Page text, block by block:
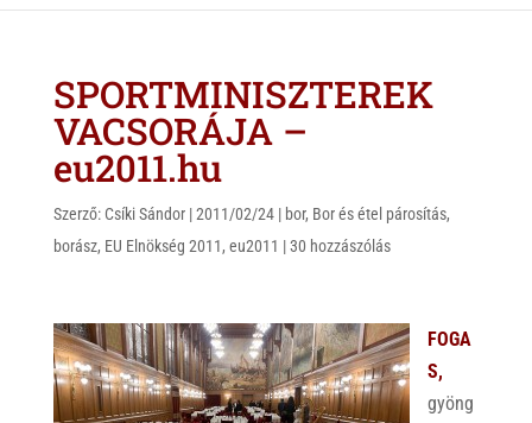
SPORTMINISZTEREK
VACSORÁJA –
eu2011.hu
Szerző: Csíki Sándor|2011/02/24| bor, Bor és étel párosítás,
borász, EU Elnökség 2011, eu2011 |30 hozzászólás
FOGA
S,
gyöng